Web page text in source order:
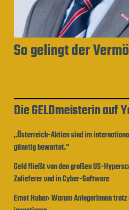
So gelingt der
Die GELDmeisterin auf
„Österreich-Aktien sind im
günstig bewertet."
Geld fließt von den großen US-
Zulieferer und in Cyber-Software
Ernst Huber: Warum AnlegerInnen